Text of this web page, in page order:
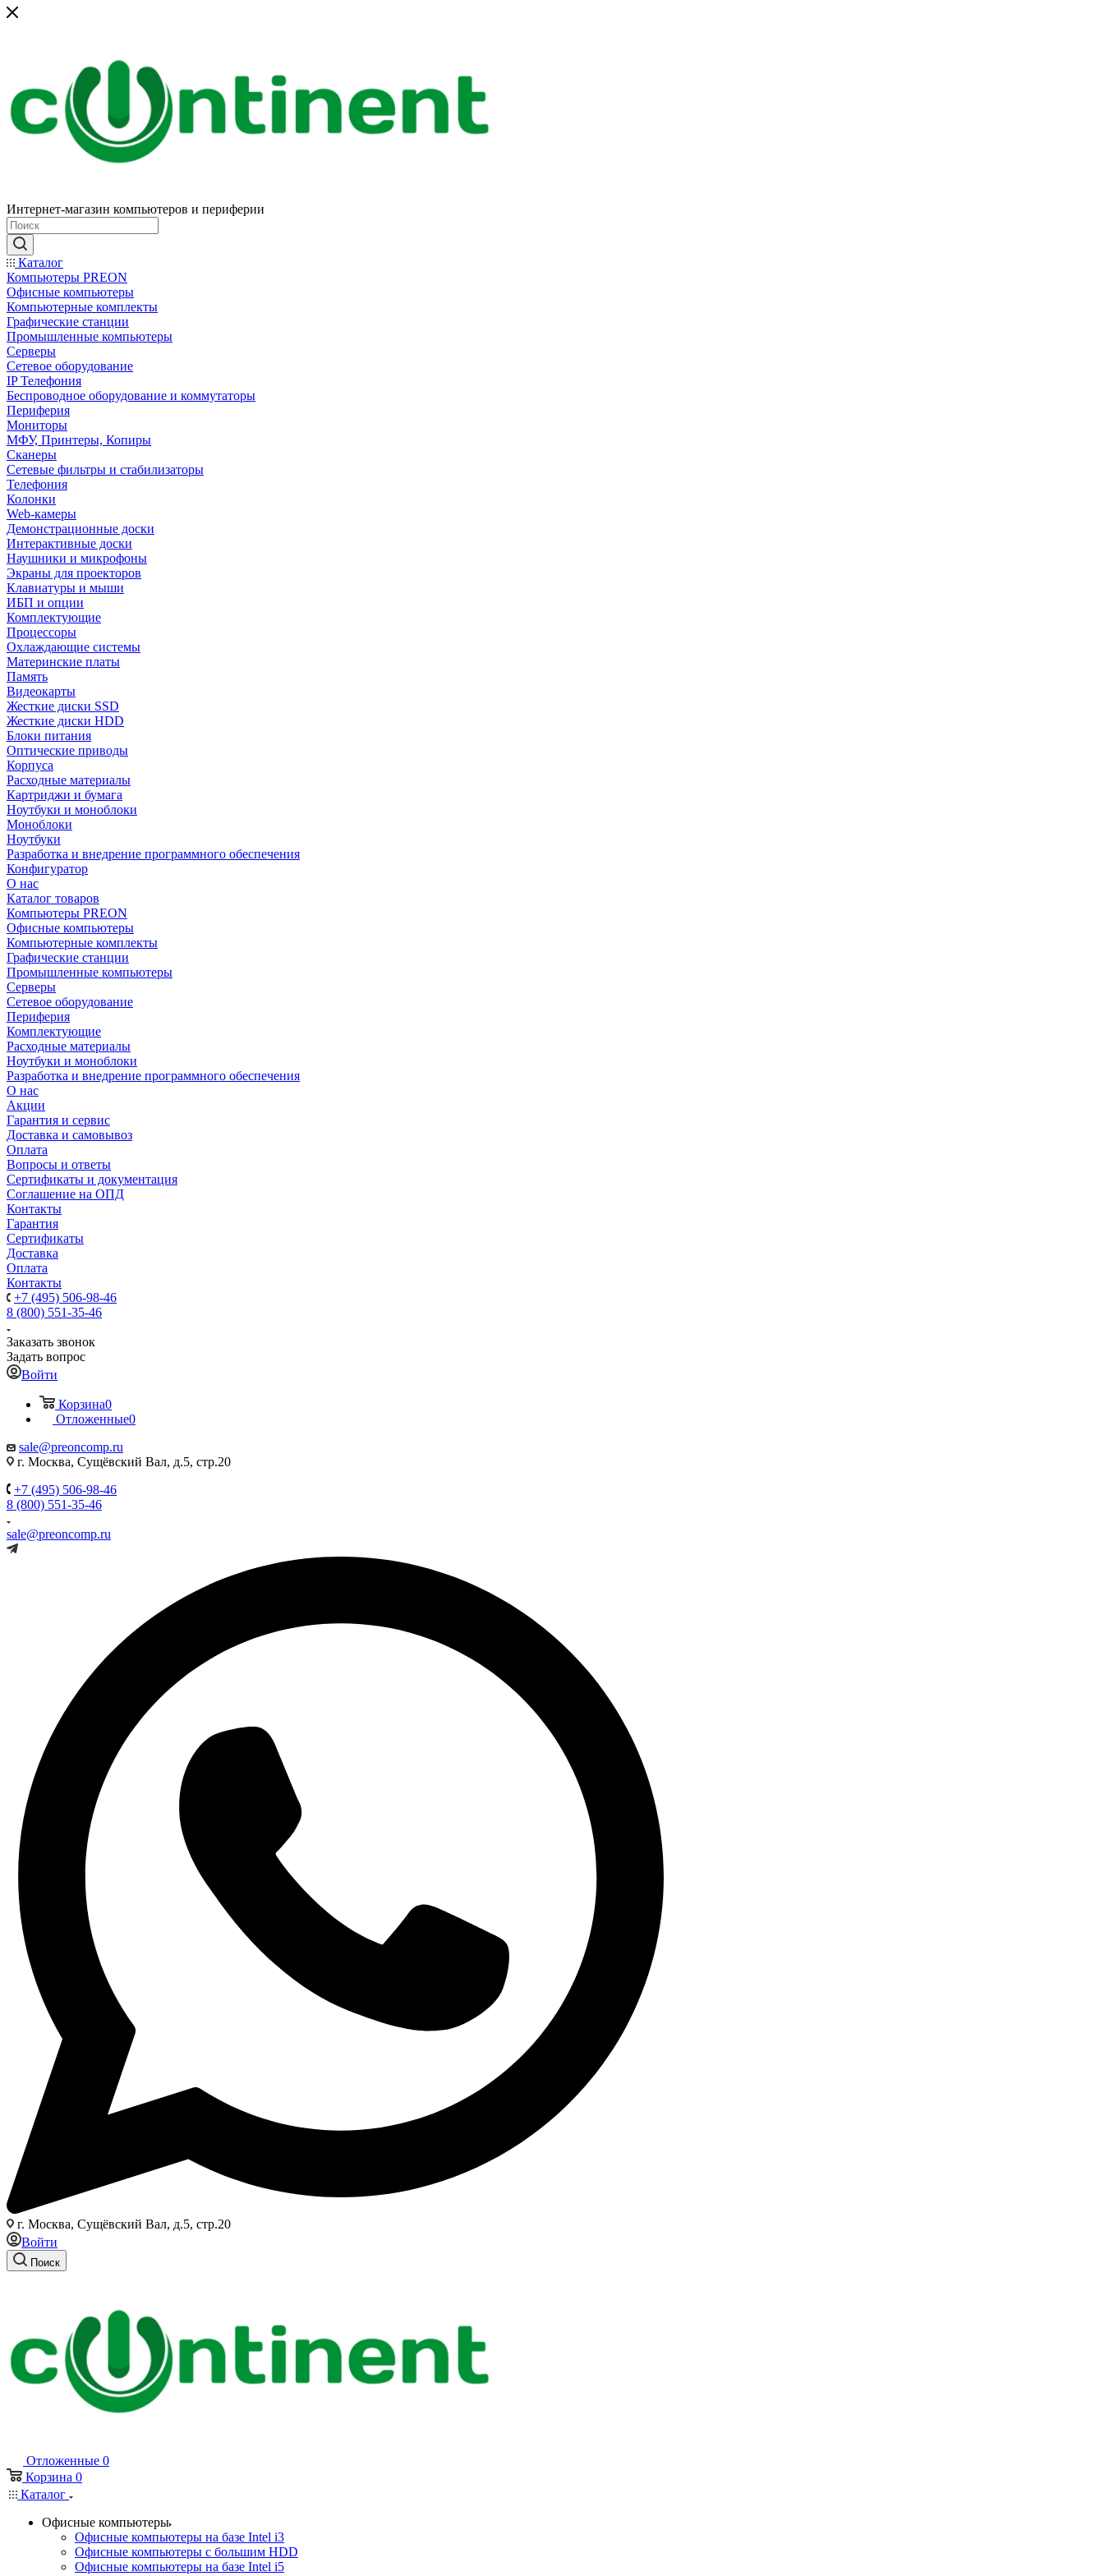
Интернет-магазин компьютеров и периферии
Каталог
Компьютеры PREON
Офисные компьютеры
Компьютерные комплекты
Графические станции
Промышленные компьютеры
Серверы
Сетевое оборудование
IP Телефония
Беспроводное оборудование и коммутаторы
Периферия
Мониторы
МФУ, Принтеры, Копиры
Сканеры
Сетевые фильтры и стабилизаторы
Телефония
Колонки
Web-камеры
Демонстрационные доски
Интерактивные доски
Наушники и микрофоны
Экраны для проекторов
Клавиатуры и мыши
ИБП и опции
Комплектующие
Процессоры
Охлаждающие системы
Материнские платы
Память
Видеокарты
Жесткие диски SSD
Жесткие диски HDD
Блоки питания
Оптические приводы
Корпуса
Расходные материалы
Картриджи и бумага
Ноутбуки и моноблоки
Моноблоки
Ноутбуки
Разработка и внедрение программного обеспечения
Конфигуратор
О нас
Каталог товаров
Компьютеры PREON
Офисные компьютеры
Компьютерные комплекты
Графические станции
Промышленные компьютеры
Серверы
Сетевое оборудование
Периферия
Комплектующие
Расходные материалы
Ноутбуки и моноблоки
Разработка и внедрение программного обеспечения
О нас
Акции
Гарантия и сервис
Доставка и самовывоз
Оплата
Вопросы и ответы
Сертификаты и документация
Соглашение на ОПД
Контакты
Гарантия
Сертификаты
Доставка
Оплата
Контакты
+7 (495) 506-98-46
8 (800) 551-35-46
Заказать звонок
Задать вопрос
Войти
Корзина0
Отложенные0
sale@preoncomp.ru
г. Москва, Сущёвский Вал, д.5, стр.20
+7 (495) 506-98-46
8 (800) 551-35-46
sale@preoncomp.ru
г. Москва, Сущёвский Вал, д.5, стр.20
Войти
Поиск
Отложенные 0
Корзина 0
Каталог
Офисные компьютеры
Офисные компьютеры на базе Intel i3
Офисные компьютеры с большим HDD
Офисные компьютеры на базе Intel i5